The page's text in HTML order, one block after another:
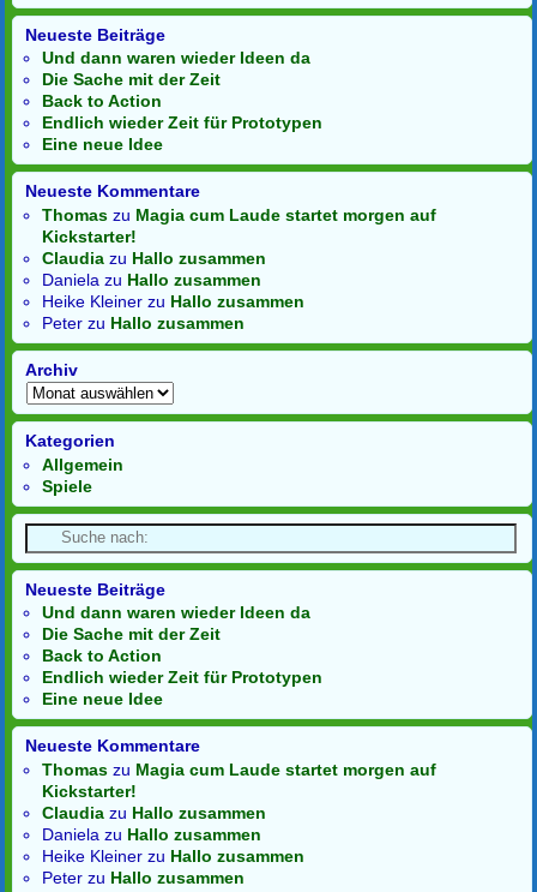
Neueste Beiträge
Und dann waren wieder Ideen da
Die Sache mit der Zeit
Back to Action
Endlich wieder Zeit für Prototypen
Eine neue Idee
Neueste Kommentare
Thomas zu Magia cum Laude startet morgen auf
Kickstarter!
Claudia zu Hallo zusammen
Daniela zu Hallo zusammen
Heike Kleiner zu Hallo zusammen
Peter zu Hallo zusammen
Archiv
Kategorien
Allgemein
Spiele
Neueste Beiträge
Und dann waren wieder Ideen da
Die Sache mit der Zeit
Back to Action
Endlich wieder Zeit für Prototypen
Eine neue Idee
Neueste Kommentare
Thomas zu Magia cum Laude startet morgen auf
Kickstarter!
Claudia zu Hallo zusammen
Daniela zu Hallo zusammen
Heike Kleiner zu Hallo zusammen
Peter zu Hallo zusammen